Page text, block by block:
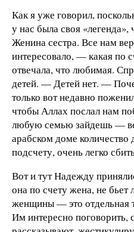
Как я уже говорил,
у нас была своя
Женина сестра. Все нам
интересовало, — какая по
отвечала, что любимая.
детей. — Детей нет. —
только вот недавно
чтобы Аллах послал нам
любую семью зайдешь —
арабском доме количество
подсчету, очень легко
Вот и тут Надежду
она по счету жена, не
женщины — это отдельная
Им интересно поговорить,